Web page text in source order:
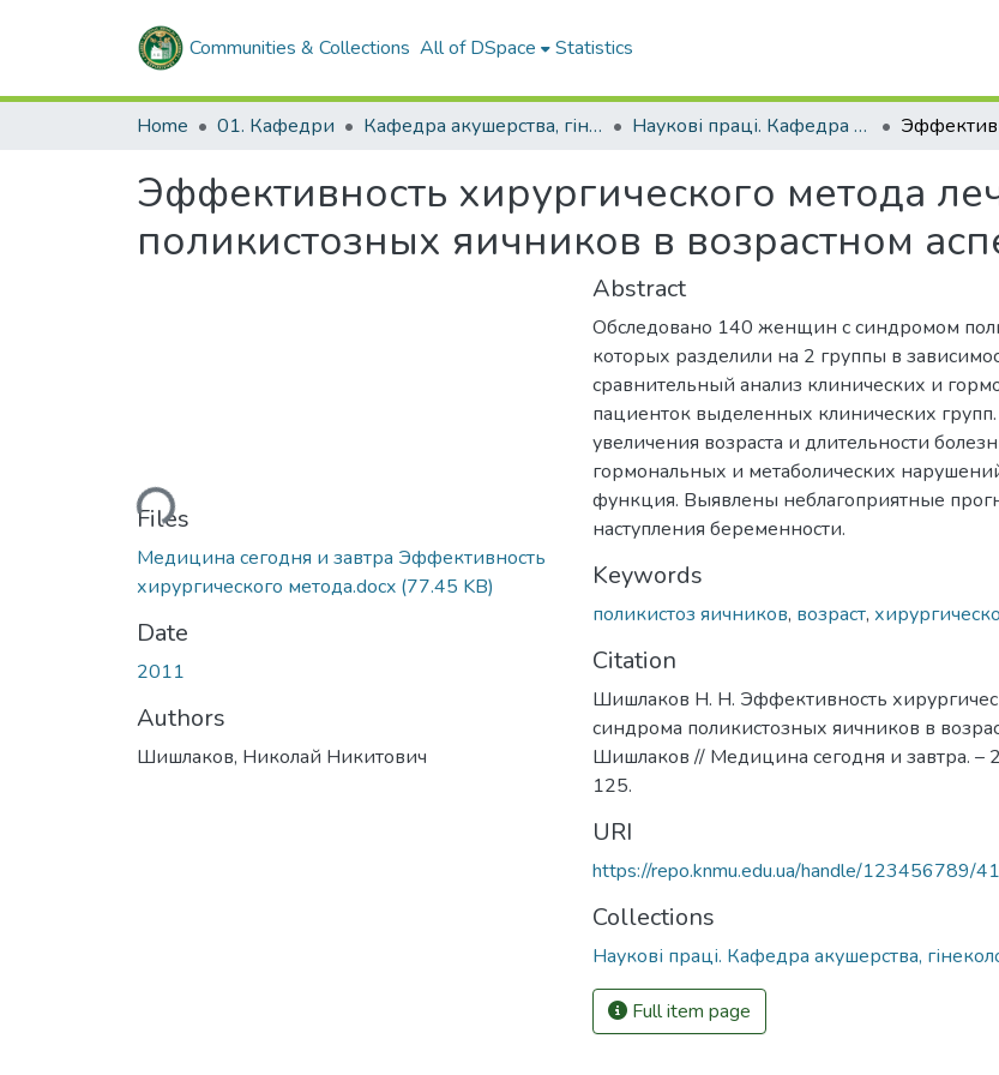
Communities & Collections All of DSpace Statistics
Home 01. Кафедри Кафедра акушерства, гінекології та дитячої гінекології Наукові праці. Кафедра акушерства, гінекології та дитячої гінекології
Эффективность хирургического метода
поликистозных яичников в возрастном
Loading...
Files
Медицина сегодня и завтра Эффективность
хирургического метода.docx (77.45 KB)
Date
2011
Authors
Шишлаков, Николай Никитович
Abstract
Обследовано 140 женщин с синдромом
которых разделили на 2 группы в
сравнительный анализ клинических и
пациенток выделенных клинических групп.
увеличения возраста и длительности
гормональных и метаболических
функция. Выявлены неблагоприятные
наступления беременности.
Keywords
поликистоз яичников, возраст,
Citation
Шишлаков Н. Н. Эффективность
синдрома поликистозных яичников в
Шишлаков // Медицина сегодня и завтра. –
125.
URI
https://repo.knmu.edu.ua/handle/123456789/
Collections
Наукові праці. Кафедра акушерства,
Full item page